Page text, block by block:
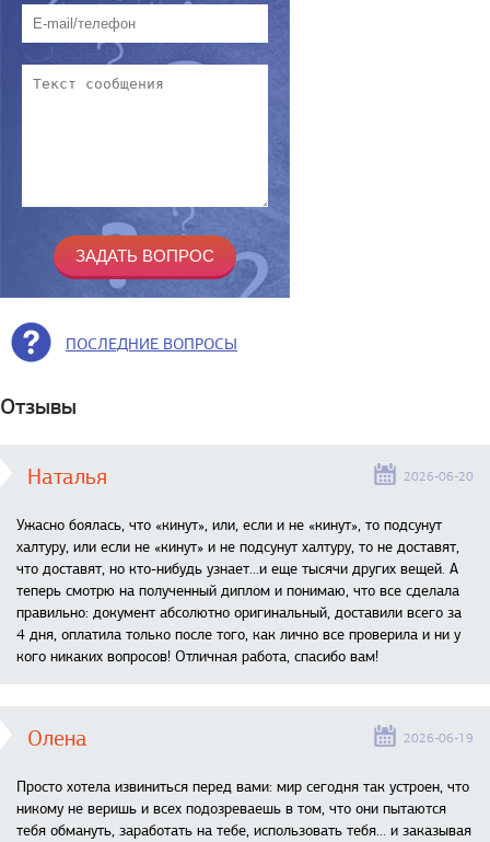
ПОСЛЕДНИЕ ВОПРОСЫ
Отзывы
Наталья 2026-06-20
Ужасно боялась, что «кинут», или, если и не «кинут», то подсунут
халтуру, или если не «кинут» и не подсунут халтуру, то не доставят,
что доставят, но кто-нибудь узнает...и еще тысячи других вещей. А
теперь смотрю на полученный диплом и понимаю, что все сделала
правильно: документ абсолютно оригинальный, доставили всего за
4 дня, оплатила только после того, как лично все проверила и ни у
кого никаких вопросов! Отличная работа, спасибо вам!
Олена 2026-06-19
Просто хотела извиниться перед вами: мир сегодня так устроен, что
никому не веришь и всех подозреваешь в том, что они пытаются
тебя обмануть, заработать на тебе, использовать тебя... и заказывая